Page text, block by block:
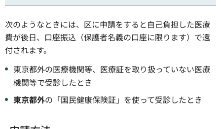
次のようなときには、区に申請をすると自己負担した医療
費が後日、口座振込（保護者名義の口座に限ります）で還
付されます。
東京都外の医療機関等、医療証を取り扱っていない医療
機関等で受診したとき
東京都外の「国民健康保険証」を使って受診したとき